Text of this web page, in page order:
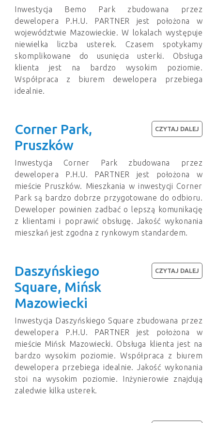
Inwestycja Bemo Park zbudowana przez
dewelopera P.H.U. PARTNER jest położona w
województwie Mazowieckie. W lokalach występuje
niewielka liczba usterek. Czasem spotykamy
skomplikowane do usunięcia usterki. Obsługa
klienta jest na bardzo wysokim poziomie.
Współpraca z biurem dewelopera przebiega
idealnie.
Corner Park,
Pruszków
Inwestycja Corner Park zbudowana przez
dewelopera P.H.U. PARTNER jest położona w
mieście Pruszków. Mieszkania w inwestycji Corner
Park są bardzo dobrze przygotowane do odbioru.
Deweloper powinien zadbać o lepszą komunikację
z klientami i poprawić obsługę. Jakość wykonania
mieszkań jest zgodna z rynkowym standardem.
CZYTAJ DALEJ
Daszyńskiego
Square, Mińsk
Mazowiecki
Inwestycja Daszyńskiego Square zbudowana przez
dewelopera P.H.U. PARTNER jest położona w
mieście Mińsk Mazowiecki. Obsługa klienta jest na
bardzo wysokim poziomie. Współpraca z biurem
dewelopera przebiega idealnie. Jakość wykonania
stoi na wysokim poziomie. Inżynierowie znajdują
zaledwie kilka usterek.
CZYTAJ DALEJ